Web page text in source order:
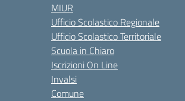
MIUR
Ufficio Scolastico Regionale
Ufficio Scolastico Territoriale
Scuola in Chiaro
Iscrizioni On Line
Invalsi
Comune